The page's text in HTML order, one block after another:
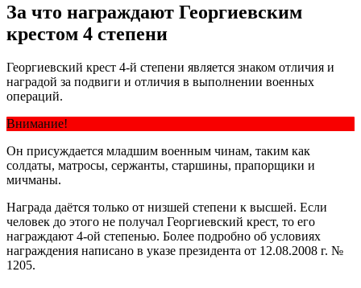
За что награждают Георгиевским
крестом 4 степени
Георгиевский крест 4-й степени является знаком отличия и
наградой за подвиги и отличия в выполнении военных
операций.
Внимание!
Он присуждается младшим военным чинам, таким как
солдаты, матросы, сержанты, старшины, прапорщики и
мичманы.
Награда даётся только от низшей степени к высшей. Если
человек до этого не получал Георгиевский крест, то его
награждают 4-ой степенью. Более подробно об условиях
награждения написано в указе президента от 12.08.2008 г. №
1205.